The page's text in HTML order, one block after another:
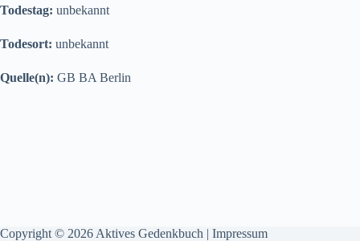
Todestag: unbekannt
Todesort: unbekannt
Quelle(n): GB BA Berlin
Copyright © 2026 Aktives Gedenkbuch | Impressum